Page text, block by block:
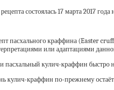
состоялась 17 марта 2017
пасхального краффина (Easter
или адаптациями
пасхальный кулич-краффин быстро
кулич-краффин по-прежнему